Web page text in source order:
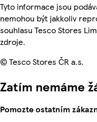
Tyto informace jsou
nemohou být jakkoliv
souhlasu Tesco Stores
zdroje.
© Tesco Stores ČR a.s.
Zatím nemáme
Pomozte ostatním